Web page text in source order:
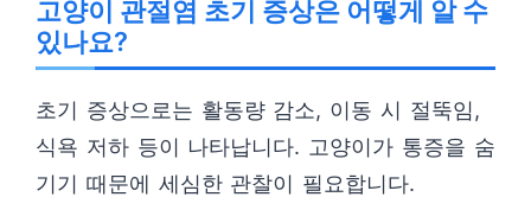
고양이 관절염 초기 증상은 어떻게 알 수
있나요?
초기 증상으로는 활동량 감소, 이동 시 절뚝임,
식욕 저하 등이 나타납니다. 고양이가 통증을 숨
기기 때문에 세심한 관찰이 필요합니다.